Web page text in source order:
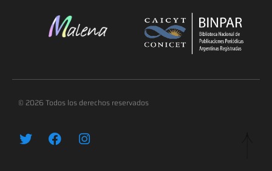
© 2026 Todos los derechos reservados